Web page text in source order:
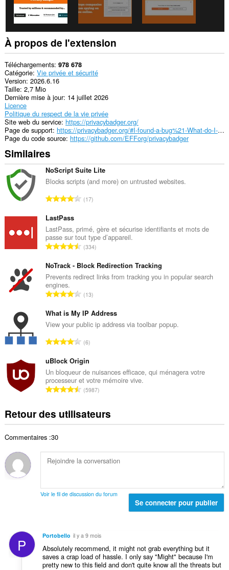
extension
peut
manipuler
des
réglages
concernant
la
vie
privée.
Cette
extension
peut
accéder
à
vos
onglets
vos
activités
navigation.
À propos de l'extension
Téléchargements 978 678
Catégorie Vie privée et sécurité
Version 2026.6.16
Taille 2,7 Mio
Dernière mise à jour 14 juillet 2026
Licence
Politique du respect de la vie privée
Site web du service https://privacybadger.org/
Page de support
https://privacybadger.org/#I-found-a-bug%21-What-do-I-do-now
Page du code source https://github.com/EFForg/privacybadger
Similaires
NoScript Suite Lite
Blocks scripts (and more) on untrusted websites.
N
b
r
e
o
t
a
d
e
o
e
s
:
17
LastPass
LastPass, primé, gère et sécurise identifiants et mots de
passe sur tout type d’appareil.
N
m
b
e
o
t
a
d
e
n
o
e
s
334
NoTrack - Block Redirection Tracking
Prevents redirect links from tracking you in popular search
engines.
N
m
b
e
o
t
a
e
n
e
13
What is My IP Address
View your public ip address via toolbar popup.
N
m
b
r
e
o
t
d
e
t
6
uBlock Origin
Un bloqueur de nuisances efficace, qui ménagera votre
processeur et votre mémoire vive.
N
b
t
o
l
o
e
s
5987
Retour des utilisateurs
Commentaires :30
Voir le fil de discussion du forum
Se connecter pour publier
P Portobello il y a 9 mois
Absolutely recommend, it might not grab everything but it
saves a crap load of hassle. I only say "Might" because I'm
pretty new to this field and don't quite know all the threats but